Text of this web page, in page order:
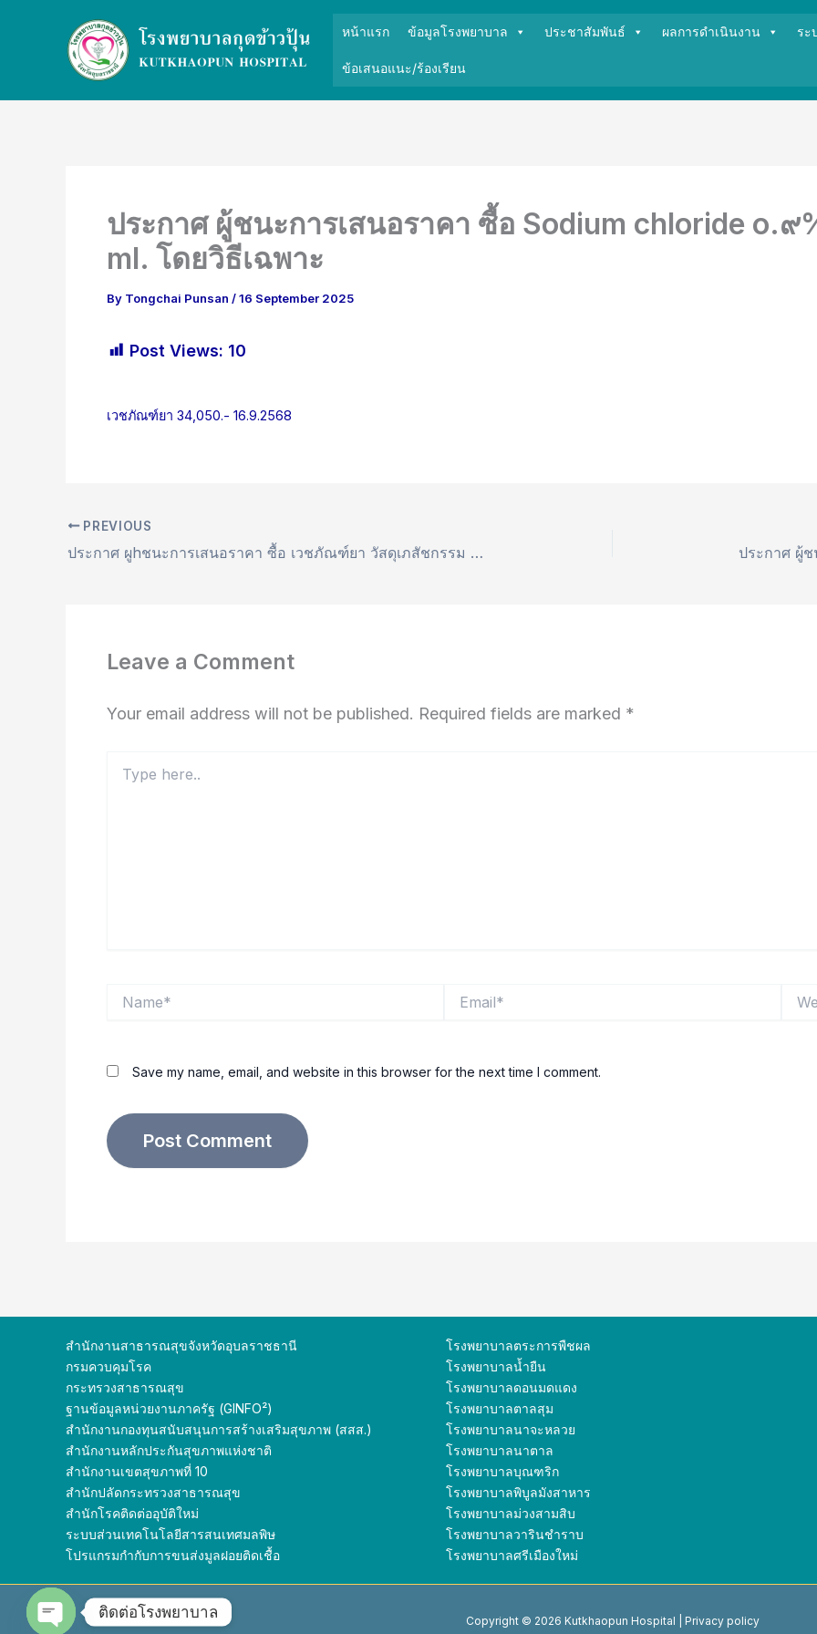
หน้าแรก ข้อมูลโรงพยาบาล ประชาสัมพันธ์ ผลการดำเนินงาน ระ
ข้อเสนอแนะ/ร้องเรียน
ประกาศ ผู้ชนะการเสนอราคา ซื้อ Sodium chloride o.
ml. โดยวิธีเฉพาะ
By Tongchai Punsan /16 September 2025
Post Views: 10
เวชภัณฑ์ยา 34,050.- 16.9.2568
PREVIOUS
ประกาศ ผูhชนะการเสนอราคา ซื้อ เวชภัณฑ์ยา วัสดุเภสัชกรรม โดยวิธีเฉพาะเจาะจง
Leave a Comment
Your email address will not be published. Required fields are marked *
here..
Save my name, email, and website in this browser for the next time I comment.
สำนักงานสาธารณสุขจังหวัดอุบลราชธานี
กรมควบคุมโรค
กระทรวงสาธารณสุข
ฐานข้อมูลหน่วยงานภาครัฐ (GINFO²)
สำนักงานกองทุนสนับสนุนการสร้างเสริมสุขภาพ (สสส.)
สำนักงานหลักประกันสุขภาพแห่งชาติ
สำนักงานเขตสุขภาพที่ 10
สำนักปลัดกระทรวงสาธารณสุข
สำนักโรคติดต่ออุบัติใหม่
ระบบส่วนเทคโนโลยีสารสนเทศมลพิษ
โปรแกรมกำกับการขนส่งมูลฝอยติดเชื้อ
โรงพยาบาลตระการพืชผล
โรงพยาบาลน้ำยืน
โรงพยาบาลดอนมดแดง
โรงพยาบาลตาลสุม
โรงพยาบาลนาจะหลวย
โรงพยาบาลนาตาล
โรงพยาบาลบุณฑริก
โรงพยาบาลพิบูลมังสาหาร
โรงพยาบาลม่วงสามสิบ
โรงพยาบาลวารินชำราบ
โรงพยาบาลศรีเมืองใหม่
Copyright © 2026 Kutkhaopun Hospital | Privacy policy
ติดต่อโรงพยาบาล